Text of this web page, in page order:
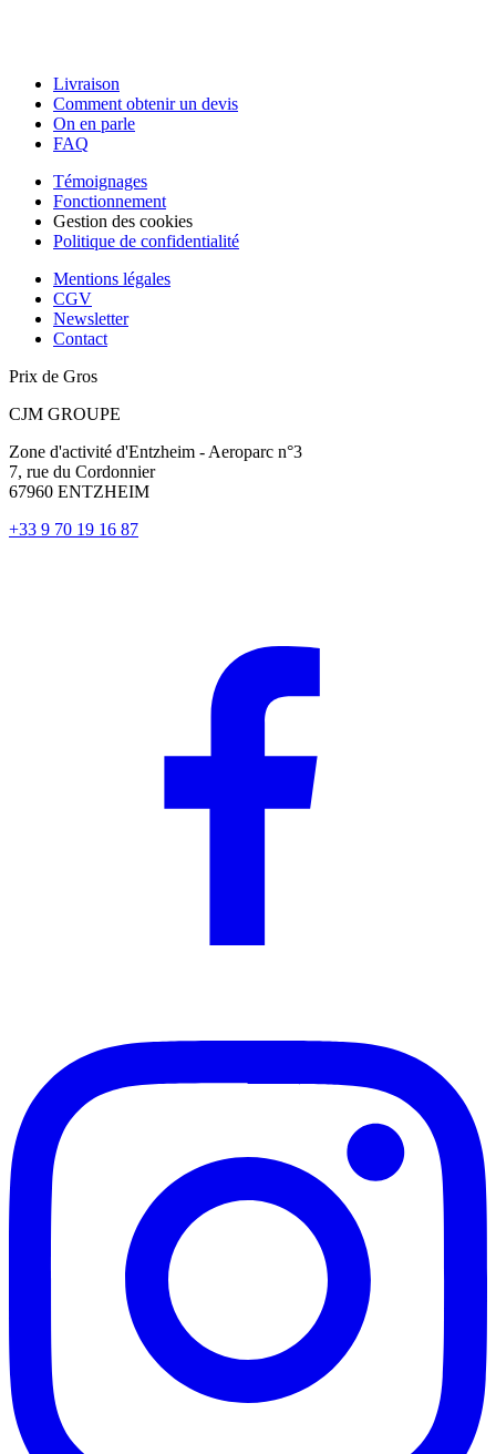
Livraison
Comment obtenir un devis
On en parle
FAQ
Témoignages
Fonctionnement
Gestion des cookies
Politique de confidentialité
Mentions légales
CGV
Newsletter
Contact
Prix de Gros
CJM GROUPE
Zone d'activité d'Entzheim - Aeroparc n°3
7, rue du Cordonnier
67960 ENTZHEIM
+33 9 70 19 16 87